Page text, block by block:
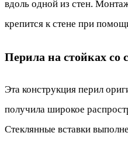
вдоль одной из стен.
крепится к стене при
Перила на стойках со
Эта конструкция перил
получила широкое
Стеклянные вставки